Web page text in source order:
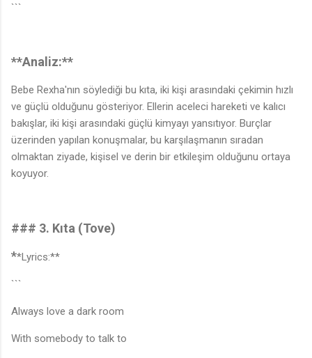
```
**Analiz:**
Bebe Rexha'nın söylediği bu kıta, iki kişi arasındaki çekimin hızlı
ve güçlü olduğunu gösteriyor. Ellerin aceleci hareketi ve kalıcı
bakışlar, iki kişi arasındaki güçlü kimyayı yansıtıyor. Burçlar
üzerinden yapılan konuşmalar, bu karşılaşmanın sıradan
olmaktan ziyade, kişisel ve derin bir etkileşim olduğunu ortaya
koyuyor.
### 3. Kıta (Tove)
**Lyrics:**
```
Always love a dark room
With somebody to talk to